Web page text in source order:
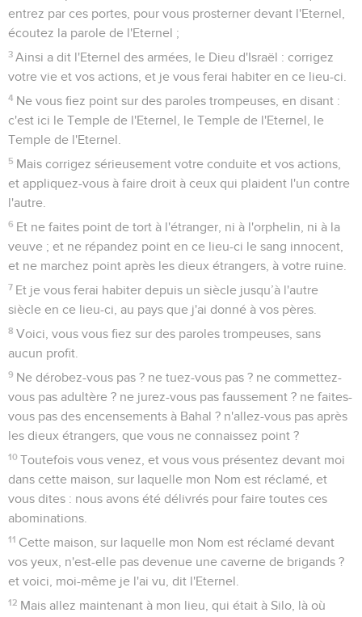
entrez par ces portes, pour vous prosterner devant l'Eternel,
écoutez la parole de l'Eternel ;
3 Ainsi a dit l'Eternel des armées, le Dieu d'Israël : corrigez
votre vie et vos actions, et je vous ferai habiter en ce lieu-ci.
4 Ne vous fiez point sur des paroles trompeuses, en disant :
c'est ici le Temple de l'Eternel, le Temple de l'Eternel, le
Temple de l'Eternel.
5 Mais corrigez sérieusement votre conduite et vos actions,
et appliquez-vous à faire droit à ceux qui plaident l'un contre
l'autre.
6 Et ne faites point de tort à l'étranger, ni à l'orphelin, ni à la
veuve ; et ne répandez point en ce lieu-ci le sang innocent,
et ne marchez point après les dieux étrangers, à votre ruine.
7 Et je vous ferai habiter depuis un siècle jusqu’à l'autre
siècle en ce lieu-ci, au pays que j'ai donné à vos pères.
8 Voici, vous vous fiez sur des paroles trompeuses, sans
aucun profit.
9 Ne dérobez-vous pas ? ne tuez-vous pas ? ne commettez-
vous pas adultère ? ne jurez-vous pas faussement ? ne faites-
vous pas des encensements à Bahal ? n'allez-vous pas après
les dieux étrangers, que vous ne connaissez point ?
10 Toutefois vous venez, et vous vous présentez devant moi
dans cette maison, sur laquelle mon Nom est réclamé, et
vous dites : nous avons été délivrés pour faire toutes ces
abominations.
11 Cette maison, sur laquelle mon Nom est réclamé devant
vos yeux, n'est-elle pas devenue une caverne de brigands ?
et voici, moi-même je l'ai vu, dit l'Eternel.
12 Mais allez maintenant à mon lieu, qui était à Silo, là où